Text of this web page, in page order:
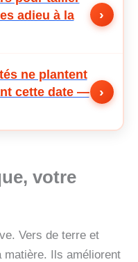
adieu à la
›
ne plantent
cette date —
›
votre
Vers de terre et
Ils améliorent